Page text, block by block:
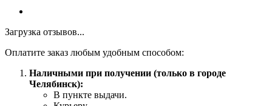
Загрузка отзывов...
Оплатите заказ любым удобным способом:
Наличными при получении (только в городе
Челябинск):
В пункте выдачи.